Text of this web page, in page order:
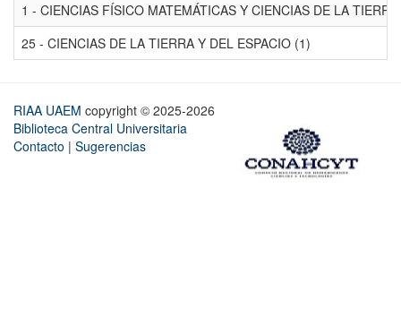
1 - CIENCIAS FÍSICO MATEMÁTICAS Y CIENCIAS DE LA
25 - CIENCIAS DE LA TIERRA Y DEL ESPACIO (1)
RIAA UAEM copyright © 2025-2026
Biblioteca Central Universitaria
Contacto | Sugerencias